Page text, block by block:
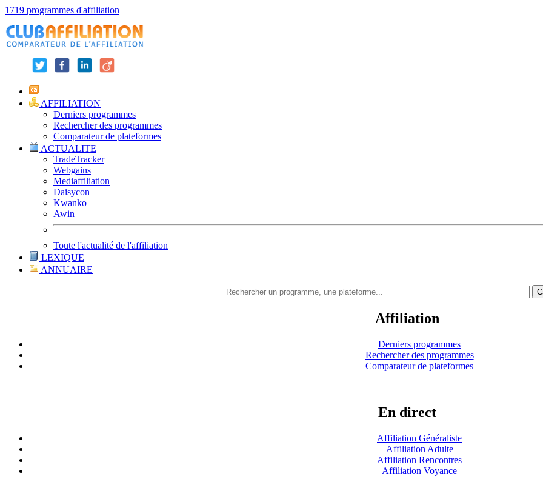
1719 programmes d'affiliation
AFFILIATION
Derniers programmes
Rechercher des programmes
Comparateur de plateformes
ACTUALITE
TradeTracker
Webgains
Mediaffiliation
Daisycon
Kwanko
Awin
Toute l'actualité de l'affiliation
LEXIQUE
ANNUAIRE
Affiliation
Derniers programmes
Rechercher des programmes
Comparateur de plateformes
En direct
Affiliation Généraliste
Affiliation Adulte
Affiliation Rencontres
Affiliation Voyance